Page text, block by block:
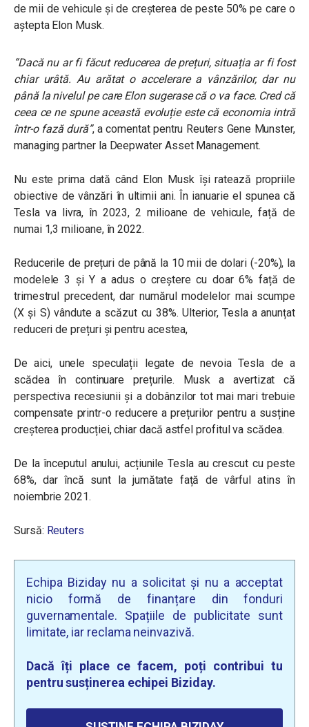
de mii de vehicule și de creșterea de peste 50% pe care o
aștepta Elon Musk.
“Dacă nu ar fi făcut reducerea de prețuri, situația ar fi fost
chiar urâtă. Au arătat o accelerare a vânzărilor, dar nu
până la nivelul pe care Elon sugerase că o va face. Cred că
ceea ce ne spune această evoluție este că economia intră
într-o fază dură”, a comentat pentru Reuters Gene Munster,
managing partner la Deepwater Asset Management.
Nu este prima dată când Elon Musk își ratează propriile
obiective de vânzări în ultimii ani. În ianuarie el spunea că
Tesla va livra, în 2023, 2 milioane de vehicule, față de
numai 1,3 milioane, în 2022.
Reducerile de prețuri de până la 10 mii de dolari (-20%), la
modelele 3 și Y a adus o creștere cu doar 6% față de
trimestrul precedent, dar numărul modelelor mai scumpe
(X și S) vândute a scăzut cu 38%. Ulterior, Tesla a anunțat
reduceri de prețuri și pentru acestea,
De aici, unele speculații legate de nevoia Tesla de a
scădea în continuare prețurile. Musk a avertizat că
perspectiva recesiunii și a dobânzilor tot mai mari trebuie
compensate printr-o reducere a prețurilor pentru a susține
creșterea producției, chiar dacă astfel profitul va scădea.
De la începutul anului, acțiunile Tesla au crescut cu peste
68%, dar încă sunt la jumătate față de vârful atins în
noiembrie 2021.
Sursă: Reuters
Echipa Biziday nu a solicitat și nu a acceptat
nicio formă de finanțare din fonduri
guvernamentale. Spațiile de publicitate sunt
limitate, iar reclama neinvazivă.
Dacă îți place ce facem, poți contribui tu
pentru susținerea echipei Biziday.